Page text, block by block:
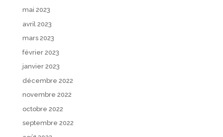
mai 2023
avril 2023
mars 2023
février 2023
janvier 2023
décembre 2022
novembre 2022
octobre 2022
septembre 2022